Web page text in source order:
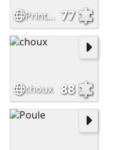
Printemps 77
choux 88